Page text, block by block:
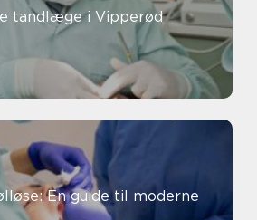
tandlæge i Vipperød
En guide til moderne